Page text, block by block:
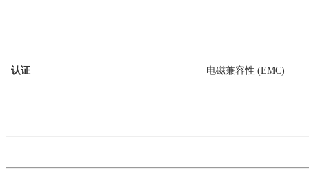
认证 电磁兼容性 (EMC)